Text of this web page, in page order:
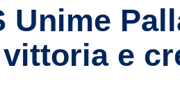
Unime
e